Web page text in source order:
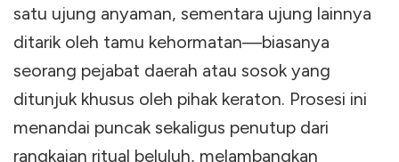
satu ujung anyaman, sementara ujung lainnya
ditarik oleh tamu kehormatan—biasanya
seorang pejabat daerah atau sosok yang
ditunjuk khusus oleh pihak keraton. Prosesi ini
menandai puncak sekaligus penutup dari
rangkaian ritual beluluh, melambangkan